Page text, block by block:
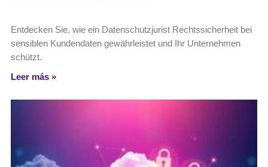
Entdecken Sie, wie ein Datenschutzjurist Rechtssicherheit bei
sensiblen Kundendaten gewährleistet und Ihr Unternehmen
schützt.
Leer más »